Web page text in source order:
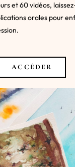
et 60 vidéos,
orales pour
ACCÉDER